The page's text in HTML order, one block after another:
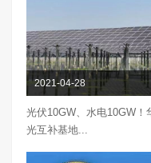
2021-04-28
光伏10GW、水电10GW
光互补基地...